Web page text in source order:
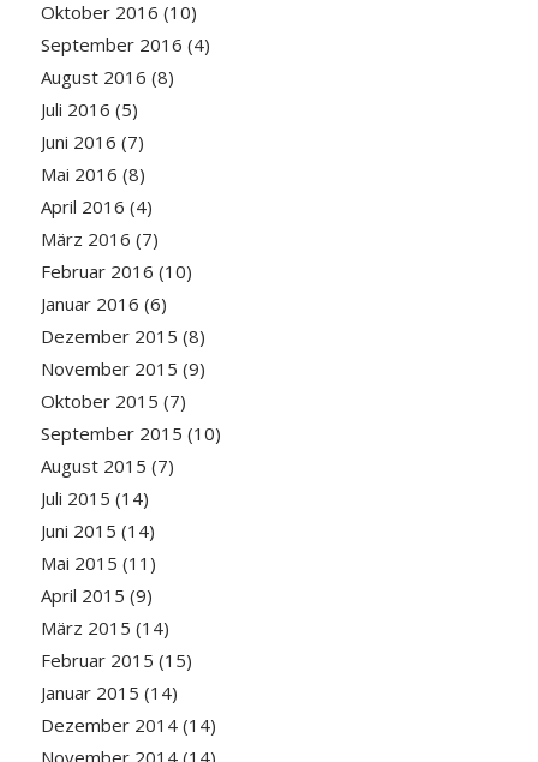
Oktober 2016 (10)
September 2016 (4)
August 2016 (8)
Juli 2016 (5)
Juni 2016 (7)
Mai 2016 (8)
April 2016 (4)
März 2016 (7)
Februar 2016 (10)
Januar 2016 (6)
Dezember 2015 (8)
November 2015 (9)
Oktober 2015 (7)
September 2015 (10)
August 2015 (7)
Juli 2015 (14)
Juni 2015 (14)
Mai 2015 (11)
April 2015 (9)
März 2015 (14)
Februar 2015 (15)
Januar 2015 (14)
Dezember 2014(14)
November 2014(14)